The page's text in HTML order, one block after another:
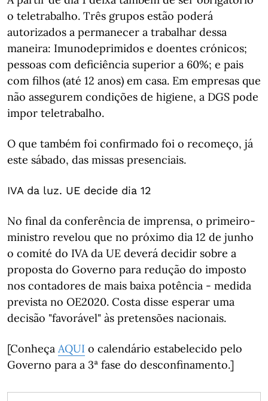
o teletrabalho. Três grupos estão poderá
autorizados a permanecer a trabalhar dessa
maneira: Imunodeprimidos e doentes crónicos;
pessoas com deficiência superior a 60%; e pais
com filhos (até 12 anos) em casa. Em empresas que
não assegurem condições de higiene, a DGS pode
impor teletrabalho.
O que também foi confirmado foi o recomeço, já
este sábado, das missas presenciais.
IVA da luz. UE decide dia 12
No final da conferência de imprensa, o primeiro-
ministro revelou que no próximo dia 12 de junho
o comité do IVA da UE deverá decidir sobre a
proposta do Governo para redução do imposto
nos contadores de mais baixa potência - medida
prevista no OE2020. Costa disse esperar uma
decisão "favorável" às pretensões nacionais.
[Conheça AQUI o calendário estabelecido pelo
Governo para a 3ª fase do desconfinamento.]